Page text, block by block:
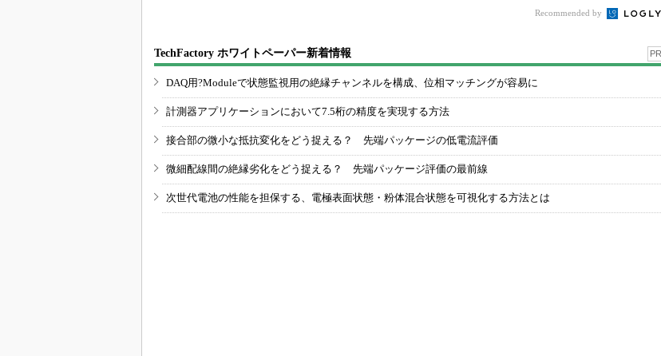
Recommended by
TechFactory ホワイトペーパー新着情報 PR
DAQ用?Moduleで状態監視用の絶縁チャンネルを構成、位相マッチングが容易に
計測器アプリケーションにおいて7.5桁の精度を実現する方法
接合部の微小な抵抗変化をどう捉える？ 先端パッケージの低電流評価
微細配線間の絶縁劣化をどう捉える？ 先端パッケージ評価の最前線
次世代電池の性能を担保する、電極表面状態・粉体混合状態を可視化する方法とは